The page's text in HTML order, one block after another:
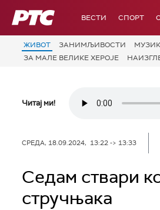
РТС ВЕСТИ СПОРТ
ЖИВОТ ЗАНИМЉИВОСТИ
ЗА МАЛЕ ВЕЛИКЕ ХЕРОЈЕ
Читај ми!
СРЕДА, 18.09.2024, 13:22 -> 13:33
Седам ствари
стручњака